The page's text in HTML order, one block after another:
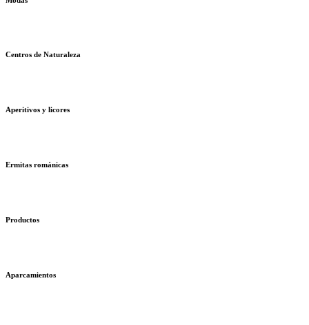
Centros de Naturaleza
Aperitivos y licores
Ermitas románicas
Productos
Aparcamientos